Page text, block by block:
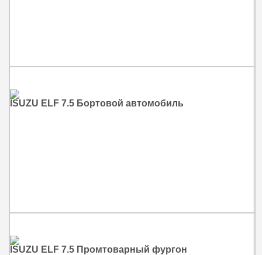
ISUZU ELF 7.5 Бортовой автомобиль
ISUZU ELF 7.5 Промтоварный фургон